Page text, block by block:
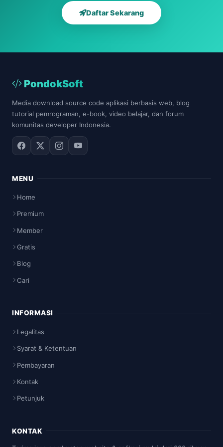
Daftar Sekarang
PondokSoft
Media download source code aplikasi berbasis web, blog
tutorial pemrograman, e-book, video belajar, dan forum
komunitas developer Indonesia.
MENU
Home
Premium
Member
Gratis
Blog
Cari
INFORMASI
Legalitas
Syarat & Ketentuan
Pembayaran
Kontak
Petunjuk
KONTAK